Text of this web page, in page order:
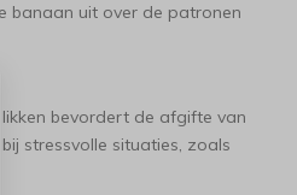
banaan uit over de patronen
likken bevordert de afgifte van
stressvolle situaties, zoals